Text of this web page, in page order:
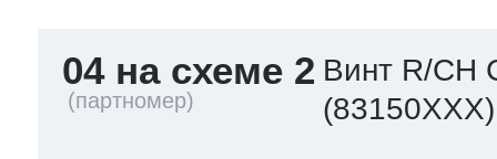
04 на схеме 2 Винт R/CH
(83150XXX)